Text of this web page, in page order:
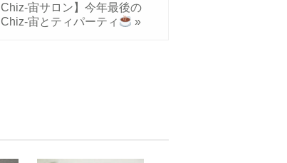
Chiz-宙サロン】今年最後の
Chiz-宙とティパーティ
»